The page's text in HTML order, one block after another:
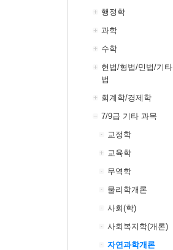
행정학
과학
수학
헌법/형법/민법/기타
법
회계학/경제학
7/9급 기타 과목
교정학
교육학
무역학
물리학개론
사회(학)
사회복지학(개론)
자연과학개론